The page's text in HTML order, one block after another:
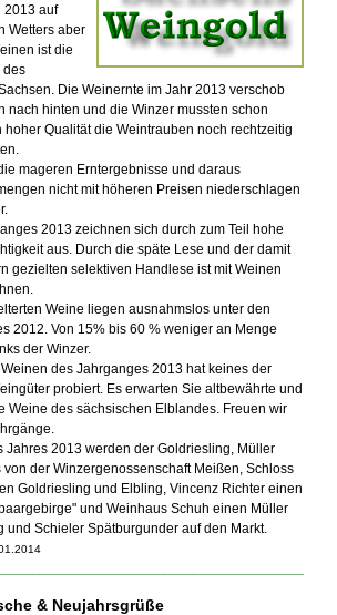
2013 auf
Wetters aber
ist die
des
Die Weinernte im Jahr 2013 verschob
nach hinten und die Winzer mussten schon
hoher Qualität die Weintrauben noch rechtzeitig
mageren Erntergebnisse und daraus
nicht mit höheren Preisen niederschlagen
2013 zeichnen sich durch zum Teil hohe
aus. Durch die späte Lese und der damit
gezielten selektiven Handlese ist mit Weinen
Weine liegen ausnahmslos unter den
2012. Von 15% bis 60 % weniger an Menge
der Winzer.
des Jahrganges 2013 hat keines der
probiert. Es erwarten Sie altbewährte und
Weine des sächsischen Elblandes. Freuen wir
Jahres 2013 werden der Goldriesling, Müller
der Winzergenossenschaft Meißen, Schloss
Goldriesling und Elbling, Vincenz Richter einen
und Weinhaus Schuh einen Müller
und Schieler Spätburgunder auf den Markt.
& Neujahrsgrüße